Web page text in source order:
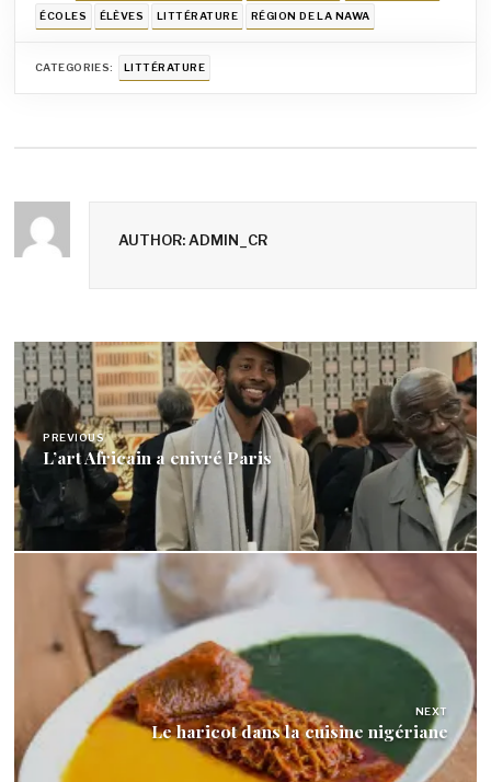
ÉCOLES ÉLÈVES LITTÉRATURE RÉGION DE LA NAWA
CATEGORIES: LITTÉRATURE
AUTHOR: ADMIN_CR
Navigation
de
l’article
PREVIOUS
L’art Africain a enivré Paris
NEXT
Le haricot dans la cuisine nigériane